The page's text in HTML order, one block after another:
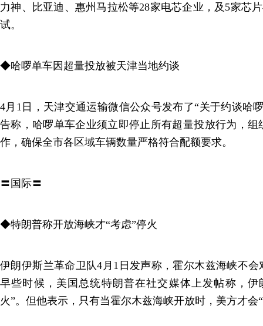
力神、比亚迪、惠州马拉松等28家电芯企业，及5家芯
试。
◆哈啰单车因超量投放被天津当地约谈
4月1日，天津交通运输微信公众号发布了“关于约谈哈
告称，哈啰单车企业须立即停止所有超量投放行为，
作，确保全市各区域车辆数量严格符合配额要求。
〓国际〓
◆特朗普称开放海峡才“考虑”停火
伊朗伊斯兰革命卫队4月1日发声称，霍尔木兹海峡不会
早些时候，美国总统特朗普在社交媒体上发帖称，伊
火”。但他表示，只有当霍尔木兹海峡开放时，美方才会